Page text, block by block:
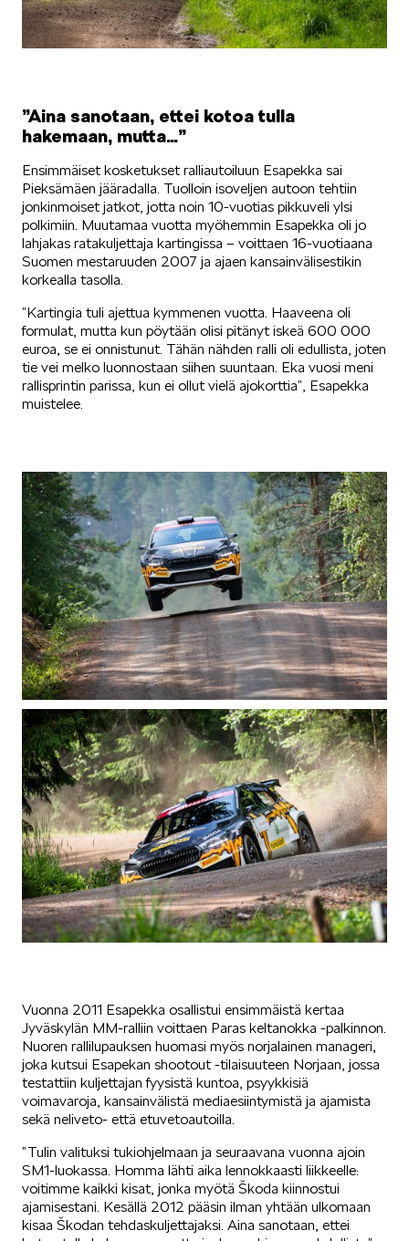
ŠKODA 130 VUOTTA
ŠKODA MEDIASSA
SPONSOROINTI & YHTEISTYÖ
KLASSIKOT
RALLI
Mallit
OCTAVIA
”Aina sanotaan, ettei kotoa tulla
hakemaan, mutta…”
Ensimmäiset kosketukset ralliautoiluun Esapekka sai
Pieksämäen jääradalla. Tuolloin isoveljen autoon tehtiin
jonkinmoiset jatkot, jotta noin 10-vuotias pikkuveli ylsi
polkimiin. Muutamaa vuotta myöhemmin Esapekka oli jo
lahjakas ratakuljettaja kartingissa – voittaen 16-vuotiaana
Suomen mestaruuden 2007 ja ajaen kansainvälisestikin
korkealla tasolla.
”Kartingia tuli ajettua kymmenen vuotta. Haaveena oli
formulat, mutta kun pöytään olisi pitänyt iskeä 600 000
euroa, se ei onnistunut. Tähän nähden ralli oli edullista, joten
tie vei melko luonnostaan siihen suuntaan. Eka vuosi meni
rallisprintin parissa, kun ei ollut vielä ajokorttia”, Esapekka
muistelee.
Vuonna 2011 Esapekka osallistui ensimmäistä kertaa
Jyväskylän MM-ralliin voittaen Paras keltanokka -palkinnon.
Nuoren rallilupauksen huomasi myös norjalainen manageri,
joka kutsui Esapekan shootout -tilaisuuteen Norjaan, jossa
testattiin kuljettajan fyysistä kuntoa, psyykkisiä
voimavaroja, kansainvälistä mediaesiintymistä ja ajamista
sekä neliveto- että etuvetoautoilla.
”Tulin valituksi tukiohjelmaan ja seuraavana vuonna ajoin
SM1-luokassa. Homma lähti aika lennokkaasti liikkeelle:
voitimme kaikki kisat, jonka myötä Škoda kiinnostui
ajamisestani. Kesällä 2012 pääsin ilman yhtään ulkomaan
kisaa Škodan tehdaskuljettajaksi. Aina sanotaan, ettei